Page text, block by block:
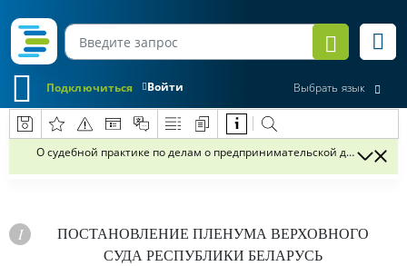
Войти
Подключиться Выбрать язык
О судебной практике по делам о предпринимательской
ПОСТАНОВЛЕНИЕ ПЛЕНУМА ВЕРХОВНОГО
СУДА РЕСПУБЛИКИ БЕЛАРУСЬ